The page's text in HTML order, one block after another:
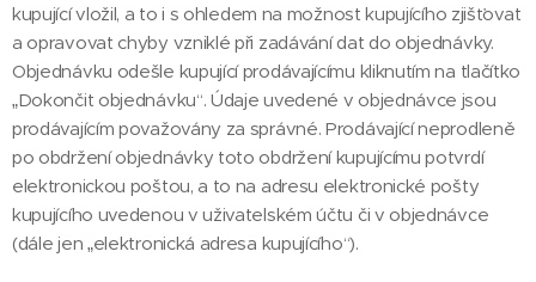
kupující vložil, a to i s ohledem na možnost kupujícího zjišťovat
a opravovat chyby vzniklé při zadávání dat do objednávky.
Objednávku odešle kupující prodávajícímu kliknutím na tlačítko
„Dokončit objednávku“. Údaje uvedené v objednávce jsou
prodávajícím považovány za správné. Prodávající neprodleně
po obdržení objednávky toto obdržení kupujícímu potvrdí
elektronickou poštou, a to na adresu elektronické pošty
kupujícího uvedenou v uživatelském účtu či v objednávce
(dále jen „elektronická adresa kupujícího“).